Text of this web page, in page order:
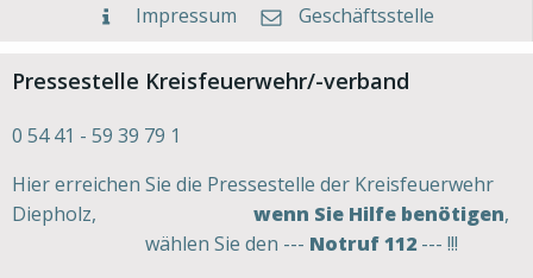
Impressum Geschäftsstelle
Pressestelle Kreisfeuerwehr/-verband
0 54 41 - 59 39 79 1
Hier erreichen Sie die Pressestelle der Kreisfeuerwehr
Diepholz, wenn Sie Hilfe benötigen,
wählen Sie den --- Notruf 112 --- !!!